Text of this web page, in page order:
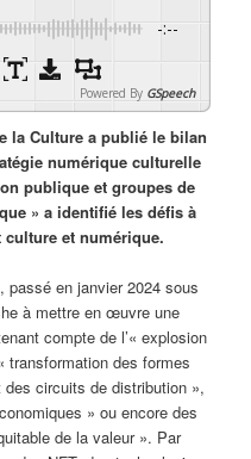
-:--
Powered By GSpeech
la Culture a publié le bilan
numérique culturelle
publique et groupes de
» a identifié les défis à
et numérique.
passé en janvier 2024 sous
à mettre en œuvre une
compte de l’« explosion
transformation des formes
circuits de distribution »,
» ou encore des
de la valeur ». Par